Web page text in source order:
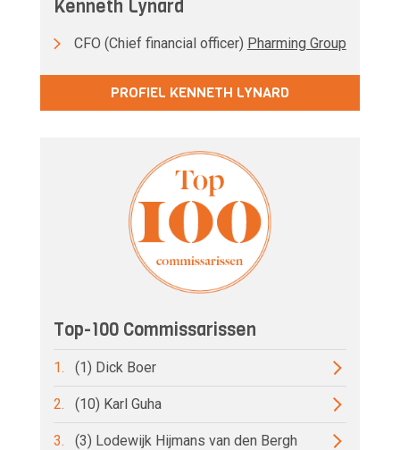
Kenneth Lynard
CFO (Chief financial officer) Pharming Group
PROFIEL KENNETH LYNARD
Top-100 Commissarissen
1. (1) Dick Boer
2. (10) Karl Guha
3. (3) Lodewijk Hijmans van den Bergh